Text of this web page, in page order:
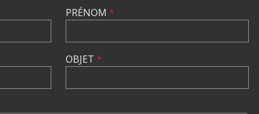
PRÉNOM *
OBJET *